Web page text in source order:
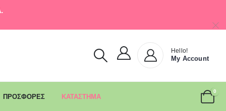
Hello!
My Account
ΠΡΟΣΦΟΡΕΣ ΚΑΤΑΣΤΗΜΑ
0